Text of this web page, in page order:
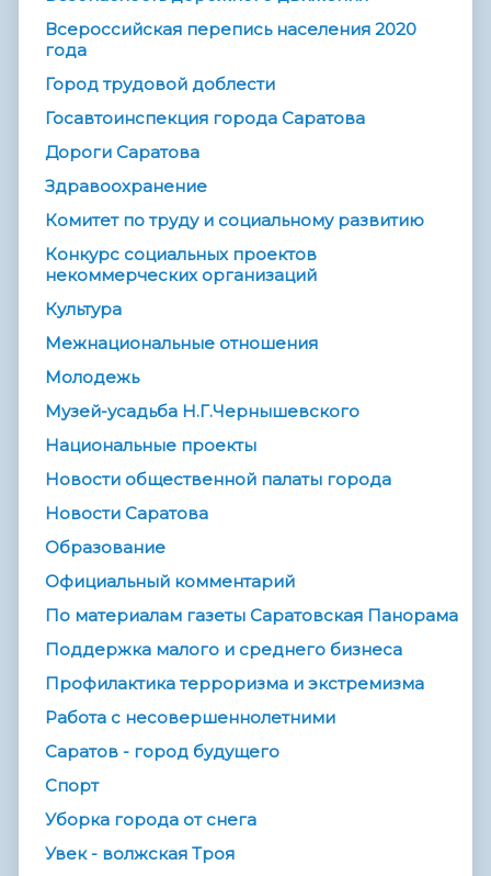
Всероссийская перепись населения 2020
года
Город трудовой доблести
Госавтоинспекция города Саратова
Дороги Саратова
Здравоохранение
Комитет по труду и социальному развитию
Конкурс социальных проектов
некоммерческих организаций
Культура
Межнациональные отношения
Молодежь
Музей-усадьба Н.Г.Чернышевского
Национальные проекты
Новости общественной палаты города
Новости Саратова
Образование
Официальный комментарий
По материалам газеты Саратовская Панорама
Поддержка малого и среднего бизнеса
Профилактика терроризма и экстремизма
Работа с несовершеннолетними
Саратов - город будущего
Спорт
Уборка города от снега
Увек - волжская Троя